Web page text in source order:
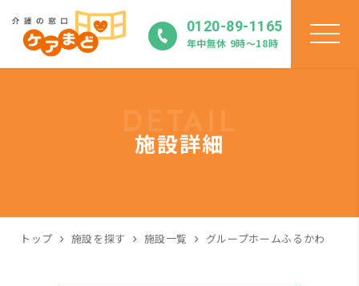
0120-89-1165
年中無休 9時〜18時
施設詳細
トップ 施設を探す 施設一覧 グループホームふるかわ